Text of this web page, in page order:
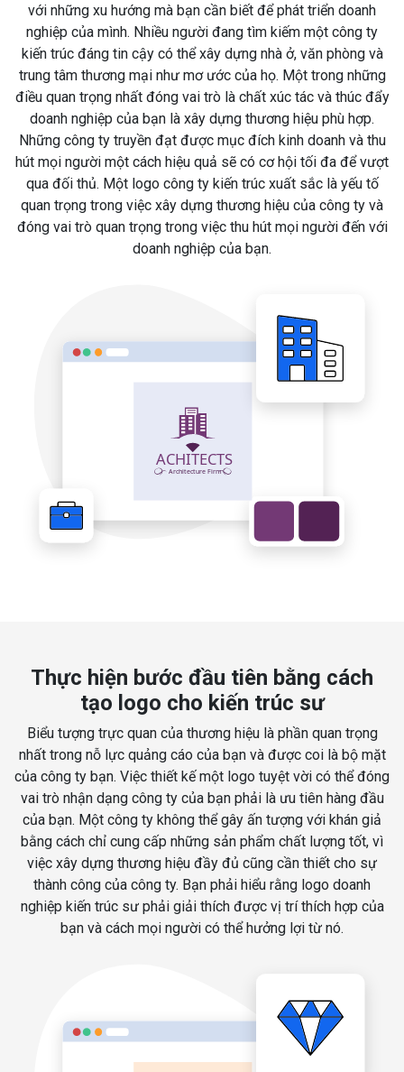
với những xu hướng mà bạn cần biết để phát triển doanh
nghiệp của mình. Nhiều người đang tìm kiếm một công ty
kiến trúc đáng tin cậy có thể xây dựng nhà ở, văn phòng và
trung tâm thương mại như mơ ước của họ. Một trong những
điều quan trọng nhất đóng vai trò là chất xúc tác và thúc đẩy
doanh nghiệp của bạn là xây dựng thương hiệu phù hợp.
Những công ty truyền đạt được mục đích kinh doanh và thu
hút mọi người một cách hiệu quả sẽ có cơ hội tối đa để vượt
qua đối thủ. Một logo công ty kiến trúc xuất sắc là yếu tố
quan trọng trong việc xây dựng thương hiệu của công ty và
đóng vai trò quan trọng trong việc thu hút mọi người đến với
doanh nghiệp của bạn.
Thực hiện bước đầu tiên bằng cách
tạo logo cho kiến trúc sư
Biểu tượng trực quan của thương hiệu là phần quan trọng
nhất trong nỗ lực quảng cáo của bạn và được coi là bộ mặt
của công ty bạn. Việc thiết kế một logo tuyệt vời có thể đóng
vai trò nhận dạng công ty của bạn phải là ưu tiên hàng đầu
của bạn. Một công ty không thể gây ấn tượng với khán giả
bằng cách chỉ cung cấp những sản phẩm chất lượng tốt, vì
việc xây dựng thương hiệu đầy đủ cũng cần thiết cho sự
thành công của công ty. Bạn phải hiểu rằng logo doanh
nghiệp kiến trúc sư phải giải thích được vị trí thích hợp của
bạn và cách mọi người có thể hưởng lợi từ nó.